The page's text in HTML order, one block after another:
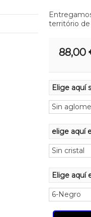
território de
88,00
Elige aquí
Elige aquí
elige aquí